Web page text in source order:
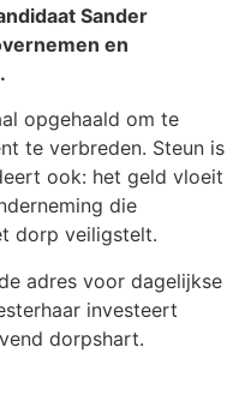
Sander
en
opgehaald om te
te verbreden. Steun is
ook: het geld vloeit
die
dorp veiligstelt.
adres voor dagelijkse
investeert
dorpshart.